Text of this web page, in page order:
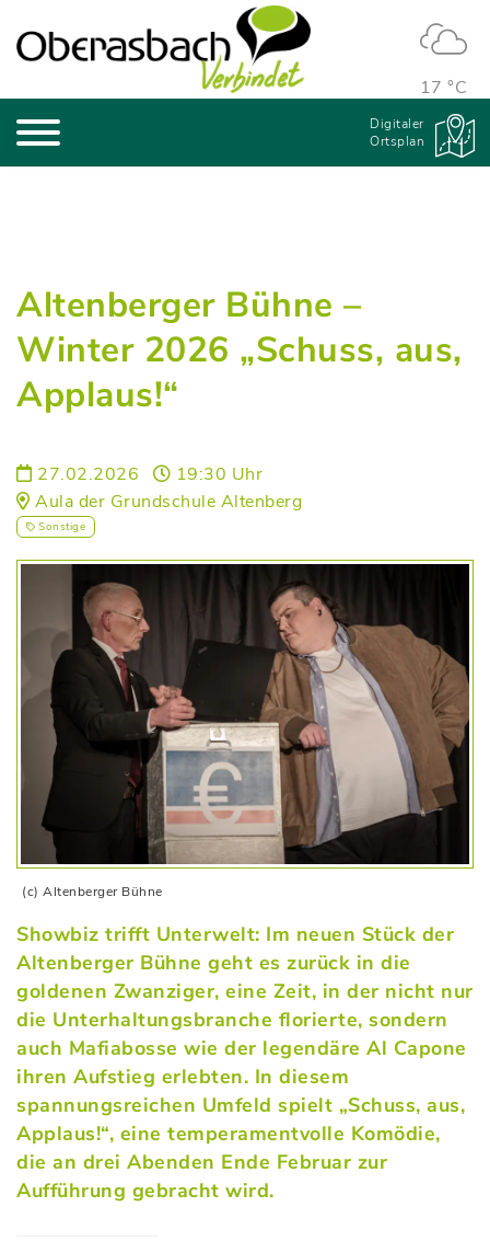
17 °C
Digitaler
Ortsplan
Altenberger Bühne –
Winter 2026 „Schuss, aus,
Applaus!“
27.02.2026
19:30 Uhr
Aula der Grundschule Altenberg
Sonstige
(c) Altenberger Bühne
Showbiz trifft Unterwelt: Im neuen Stück der
Altenberger Bühne geht es zurück in die
goldenen Zwanziger, eine Zeit, in der nicht nur
die Unterhaltungsbranche florierte, sondern
auch Mafiabosse wie der legendäre Al Capone
ihren Aufstieg erlebten. In diesem
spannungsreichen Umfeld spielt „Schuss, aus,
Applaus!“, eine temperamentvolle Komödie,
die an drei Abenden Ende Februar zur
Aufführung gebracht wird.